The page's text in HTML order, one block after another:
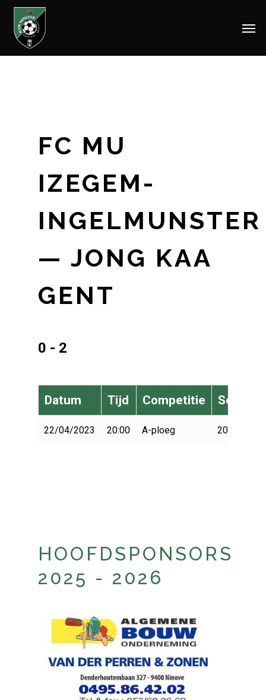
Skip
FC MU
IZEGEM-
INGELMUNSTER
— JONG KAA
GENT
0 - 2
Datum Tijd Competitie Seizoen
22/04/2023 20:00 A-ploeg 2022-2023
HOOFDSPONSORS
2025 - 2026